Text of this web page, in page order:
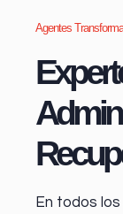
Agentes
En todos